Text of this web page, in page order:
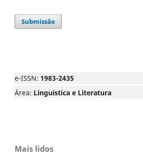
Submissão
e-ISSN: 1983-2435
Área: Linguística e Literatura
Mais lidos